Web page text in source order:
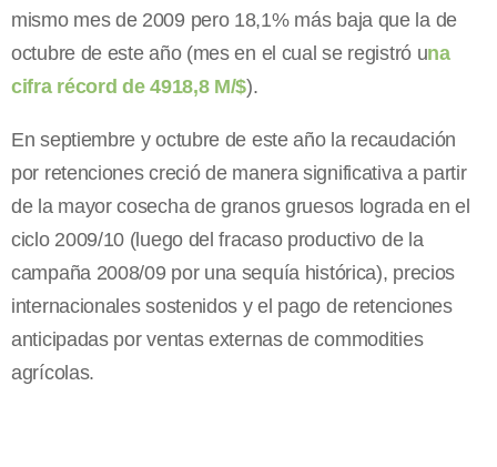
mismo mes de 2009 pero 18,1% más baja que la de
octubre de este año (mes en el cual se registró una
cifra récord de 4918,8 M/$).
En septiembre y octubre de este año la recaudación
por retenciones creció de manera significativa a partir
de la mayor cosecha de granos gruesos lograda en el
ciclo 2009/10 (luego del fracaso productivo de la
campaña 2008/09 por una sequía histórica), precios
internacionales sostenidos y el pago de retenciones
anticipadas por ventas externas de commodities
agrícolas.